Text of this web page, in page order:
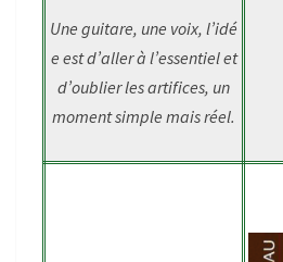
Une guitare, une voix, l’idé
e est d’aller à l’essentiel et
d’oublier les artifices, un
moment simple mais réel.